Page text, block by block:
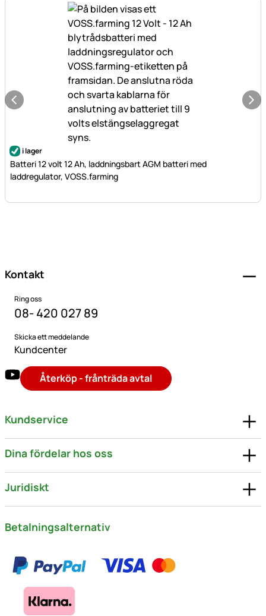
i lager
Batteri 12 volt 12 Ah, laddningsbart AGM batteri med
laddregulator, VOSS.farming
Kontakt
Ring oss
08- 420 027 89
Skicka ett meddelande
Kundcenter
Återköp - frånträda avtal
Kundservice
Dina fördelar hos oss
Juridiskt
Betalningsalternativ